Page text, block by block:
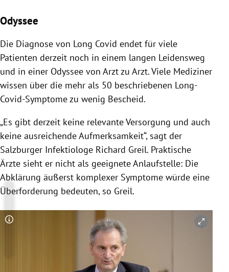
Odyssee
Die Diagnose von Long Covid endet für viele
Patienten derzeit noch in einem langen Leidensweg
und in einer Odyssee von Arzt zu Arzt. Viele Mediziner
wissen über die mehr als 50 beschriebenen Long-
Covid-Symptome zu wenig Bescheid.
„Es gibt derzeit keine relevante Versorgung und auch
keine ausreichende Aufmerksamkeit“, sagt der
Salzburger Infektiologe Richard Greil. Praktische
Ärzte sieht er nicht als geeignete Anlaufstelle: Die
Abklärung äußerst komplexer Symptome würde eine
Überforderung bedeuten, so Greil.
Copyright-Hinweis öffnen/schließen